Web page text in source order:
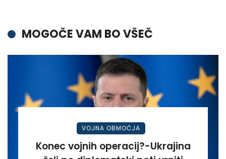
MOGOČE VAM BO VŠEČ
VOJNA OBMOČJA
Konec vojnih operacij?-Ukrajina